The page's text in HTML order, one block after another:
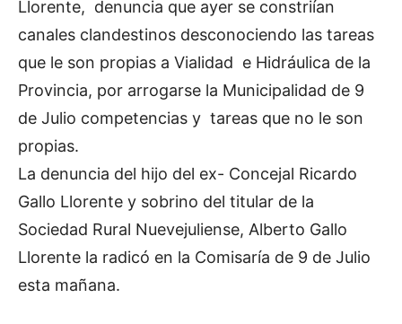
Llorente, denuncia que ayer se constriían
canales clandestinos desconociendo las tareas
que le son propias a Vialidad e Hidráulica de la
Provincia, por arrogarse la Municipalidad de 9
de Julio competencias y tareas que no le son
propias.
La denuncia del hijo del ex- Concejal Ricardo
Gallo Llorente y sobrino del titular de la
Sociedad Rural Nuevejuliense, Alberto Gallo
Llorente la radicó en la Comisaría de 9 de Julio
esta mañana.